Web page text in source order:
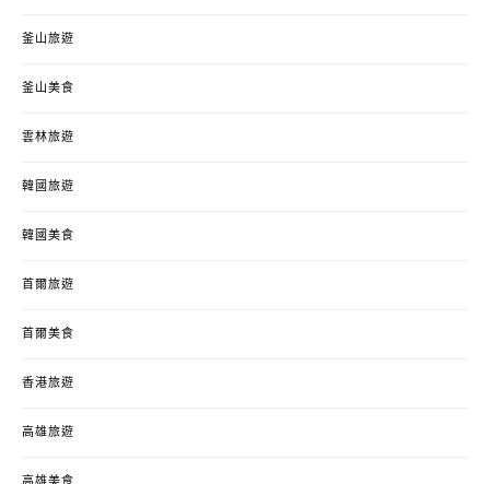
釜山旅遊
釜山美食
雲林旅遊
韓國旅遊
韓國美食
首爾旅遊
首爾美食
香港旅遊
高雄旅遊